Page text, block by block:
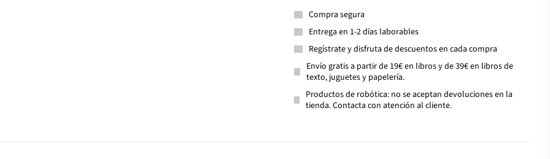
Compra segura
Entrega en 1-2 días laborables
Regístrate y disfruta de descuentos en cada compra
Envío gratis a partir de 19€ en libros y de 39€ en libros de
texto, juguetes y papelería.
Productos de robótica: no se aceptan devoluciones en la
tienda. Contacta con atención al cliente.